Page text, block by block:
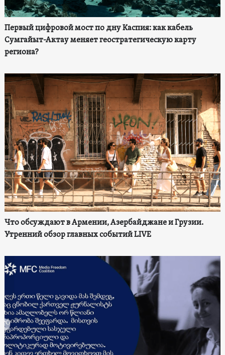
Первый цифровой мост по дну Каспия: как кабель
Сумгайыт-Актау меняет геостратегическую карту
региона?
Что обсуждают в Армении, Азербайджане и Грузии.
Утренний обзор главных событий LIVE